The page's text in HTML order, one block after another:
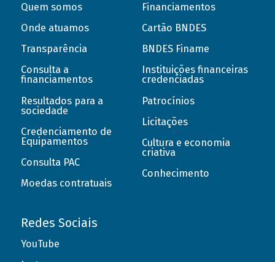
Quem somos
Onde atuamos
Transparência
Consulta a
financiamentos
Resultados para a
sociedade
Credenciamento de
Equipamentos
Consulta PAC
Moedas contratuais
Financiamentos
Cartão BNDES
BNDES Finame
Instituições financeiras
credenciadas
Patrocínios
Licitações
Cultura e economia
criativa
Conhecimento
Redes Sociais
YouTube